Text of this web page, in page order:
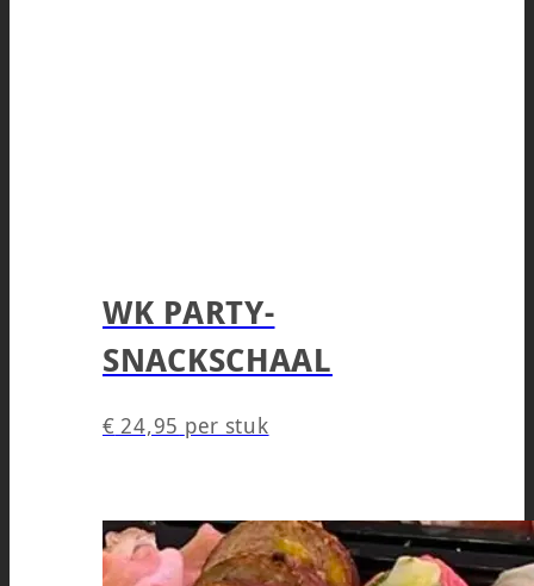
WK PARTY-
SNACKSCHAAL
€ 24,95 per stuk